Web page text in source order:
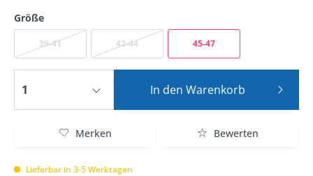
Größe
39-41 42-44 45-47
In den Warenkorb
Merken Bewerten
Lieferbar in 3-5 Werktagen